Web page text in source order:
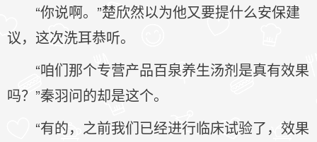
“你说啊。”楚欣然以为他又要提什么安保建
议，这次洗耳恭听。
“咱们那个专营产品百泉养生汤剂是真有效果
吗？”秦羽问的却是这个。
“有的，之前我们已经进行临床试验了，效果